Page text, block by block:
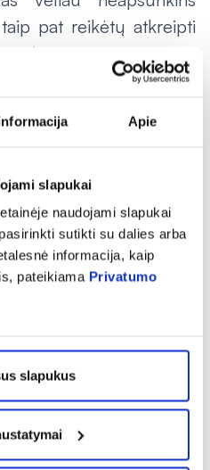
Apie
slapukai
naudojami slapukai
sutikti su dalies arba
informacija, kaip
pateikiama Privatumo
slapukus
taip pat reikėtų atkreipti
citrusiniams
gėrybėms ir t.t. “, –
lėtinių ligų per šventes
jiems skirtų vaistų.
pasirinkti?
kad sunegalavus per
kuo greičiau vėl jaustis
bei vaišinimosi
jei vykstant į svečius su
ir vaistinėlę, tačiau
esantys preparatai gali